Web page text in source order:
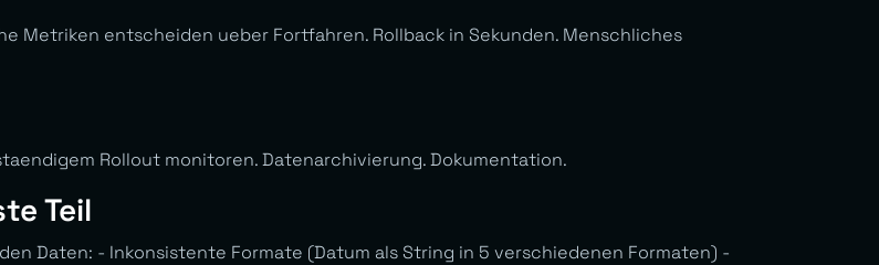
Metriken entscheiden ueber Fortfahren. Rollback in Sekunden. Menschliches
Rollout monitoren. Datenarchivierung. Dokumentation.
Teil
Daten: - Inkonsistente Formate (Datum als String in 5 verschiedenen Formaten) -